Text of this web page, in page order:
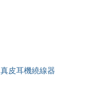
真皮耳機繞線器